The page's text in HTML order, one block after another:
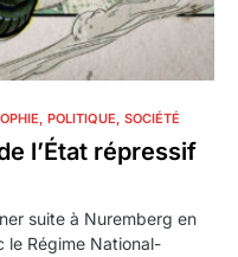
POLITIQUE SOCIÉTÉ
l’État répressif
suite à Nuremberg en
le Régime National-